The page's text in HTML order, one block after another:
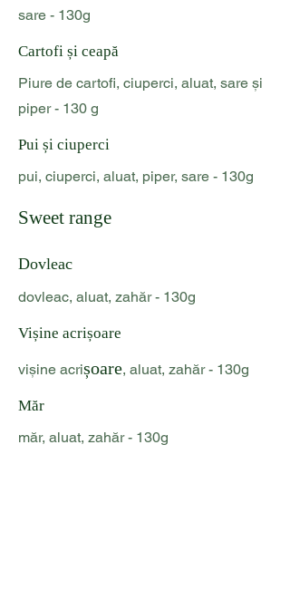
sare - 130g
Cartofi și ceapă
Piure de cartofi, ciuperci, aluat, sare și
piper - 130 g
Pui și ciuperci
pui, ciuperci, aluat, piper, sare - 130g
Sweet range
Dovleac
dovleac, aluat, zahăr - 130g
Vișine acrișoare
vișine acrișoare, aluat, zahăr - 130g
Măr
măr, aluat, zahăr - 130g